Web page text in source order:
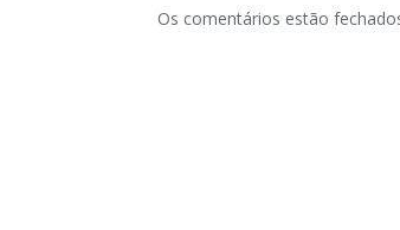
Os comentários estão